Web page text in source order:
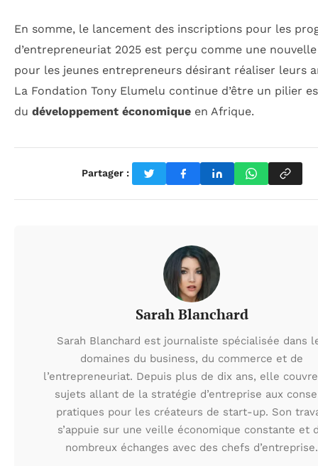
En somme, le lancement des inscriptions pour les
d’entrepreneuriat 2025 est perçu comme une
pour les jeunes entrepreneurs désirant réaliser leurs
La Fondation Tony Elumelu continue d’être un pilier
du développement économique en Afrique.
Partager :
Sarah Blanchard
Sarah Blanchard est journaliste spécialisée dans
domaines du business, du commerce et de
l’entrepreneuriat. Depuis plus de dix ans, elle
sujets allant de la stratégie d’entreprise aux
pratiques pour les créateurs de start-up. Son
s’appuie sur une veille économique constante et
nombreux échanges avec des chefs d’entreprise.